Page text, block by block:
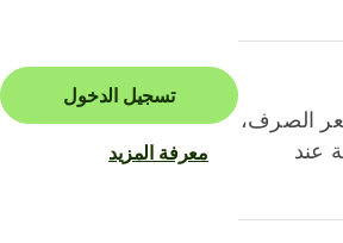
الصرف،
عند
تسجيل الدخول
معرفة المزيد